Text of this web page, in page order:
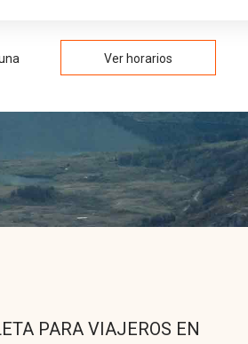
Ver horarios
PARA VIAJEROS EN